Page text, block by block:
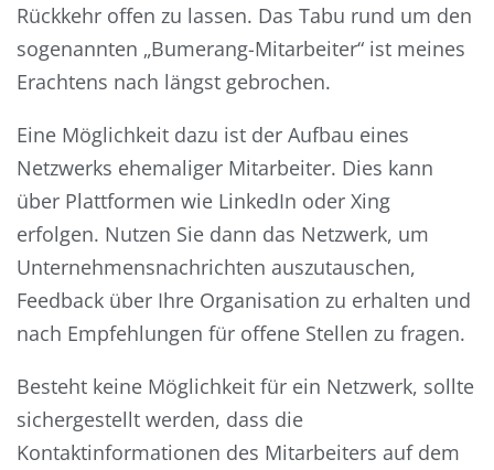
Rückkehr offen zu lassen. Das Tabu rund um den
sogenannten „Bumerang-Mitarbeiter“ ist meines
Erachtens nach längst gebrochen.
Eine Möglichkeit dazu ist der Aufbau eines
Netzwerks ehemaliger Mitarbeiter. Dies kann
über Plattformen wie LinkedIn oder Xing
erfolgen. Nutzen Sie dann das Netzwerk, um
Unternehmensnachrichten auszutauschen,
Feedback über Ihre Organisation zu erhalten und
nach Empfehlungen für offene Stellen zu fragen.
Besteht keine Möglichkeit für ein Netzwerk, sollte
sichergestellt werden, dass die
Kontaktinformationen des Mitarbeiters auf dem